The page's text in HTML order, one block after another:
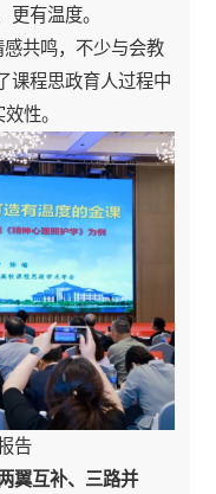
有温度。
共鸣，不少与会教
课程思政育人过程中
性。
告
翼互补、三路并